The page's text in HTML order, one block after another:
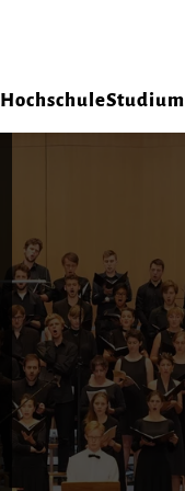
HochschuleStudium